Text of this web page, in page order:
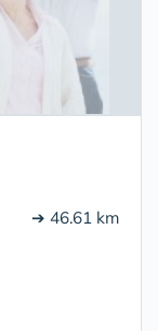
➔ 46.61 km